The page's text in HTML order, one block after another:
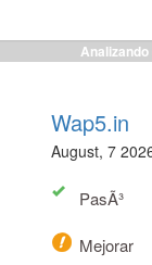
Wap5.in
August, 7
PasÃ³
Mejorar